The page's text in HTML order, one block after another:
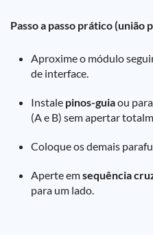
Passo a passo prático (união
Aproxime o módulo
de interface.
Instale pinos-guiaou
(A e B) sem apertar
Coloque os demais
Aperte emsequência
para um lado.